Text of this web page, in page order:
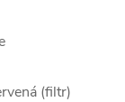
(filtr)